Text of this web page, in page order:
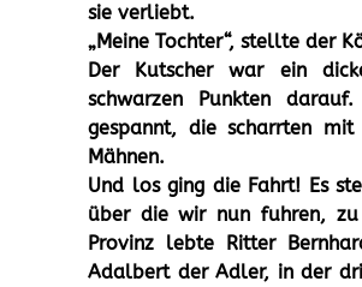
sie verliebt.
„Meine Tochter“, stellte der
Der Kutscher war ein
schwarzen Punkten
gespannt, die scharrten
Mähnen.
Und los ging die Fahrt! Es
über die wir nun fuhren, zu
Provinz lebte Ritter
Adalbert der Adler, in der